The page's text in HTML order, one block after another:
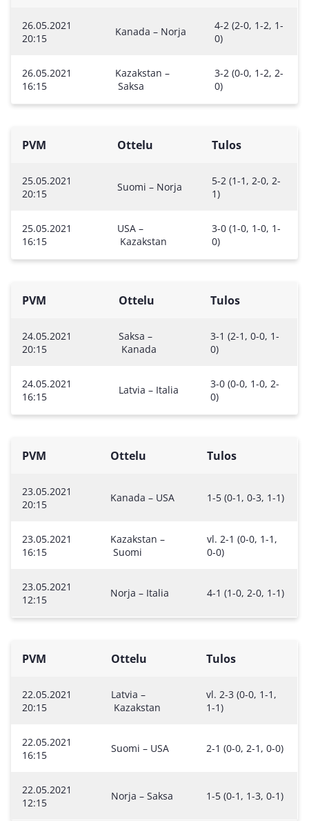
26.05.2021
20:15
Kanada – Norja
4-2 (2-0, 1-2, 1-
0)
26.05.2021
16:15
Kazakstan –
Saksa
3-2 (0-0, 1-2, 2-
0)
PVM Ottelu Tulos
25.05.2021
20:15
Suomi – Norja
5-2 (1-1, 2-0, 2-
1)
25.05.2021
16:15
USA –
Kazakstan
3-0 (1-0, 1-0, 1-
0)
PVM Ottelu Tulos
24.05.2021
20:15
Saksa –
Kanada
3-1 (2-1, 0-0, 1-
0)
24.05.2021
16:15
Latvia – Italia
3-0 (0-0, 1-0, 2-
0)
PVM Ottelu Tulos
23.05.2021
20:15
Kanada – USA 1-5 (0-1, 0-3, 1-1)
23.05.2021
16:15
Kazakstan –
Suomi
vl. 2-1 (0-0, 1-1,
0-0)
23.05.2021
12:15
Norja – Italia 4-1 (1-0, 2-0, 1-1)
PVM Ottelu Tulos
22.05.2021
20:15
Latvia –
Kazakstan
vl. 2-3 (0-0, 1-1,
1-1)
22.05.2021
16:15
Suomi – USA 2-1 (0-0, 2-1, 0-0)
22.05.2021
12:15
Norja – Saksa 1-5 (0-1, 1-3, 0-1)